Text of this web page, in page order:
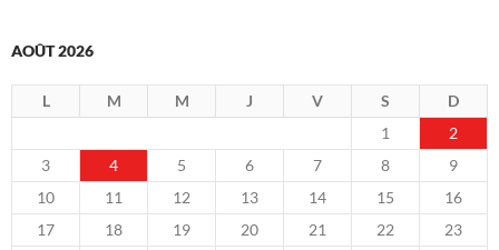
AOÛT 2026
L M M J V S
D
1
2
3
4 5 6 7 8
9
10
11 12 13 14 15
16
17
18 19 20 21 22
23